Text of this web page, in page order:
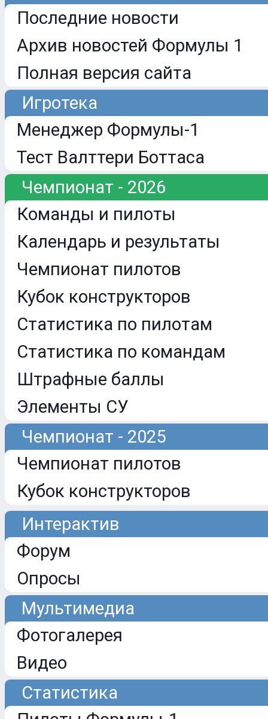
Последние новости
Архив новостей Формулы 1
Полная версия сайта
Игротека
Менеджер Формулы-1
Тест Валттери Боттаса
Чемпионат - 2026
Команды и пилоты
Календарь и результаты
Чемпионат пилотов
Кубок конструкторов
Статистика по пилотам
Статистика по командам
Штрафные баллы
Элементы СУ
Чемпионат - 2025
Чемпионат пилотов
Кубок конструкторов
Интерактив
Форум
Опросы
Мультимедиа
Фотогалерея
Видео
Статистика